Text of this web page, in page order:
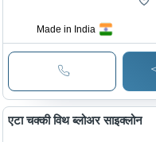
Made in India
एटा चक्की विथ ब्लोअर साइक्लोन